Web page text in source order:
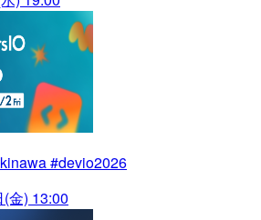
#devio2026
金) 13:00